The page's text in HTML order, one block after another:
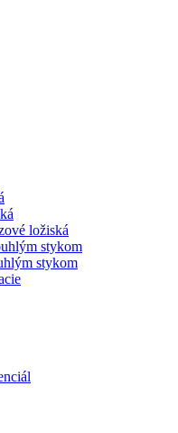
ložiská
stykom
stykom